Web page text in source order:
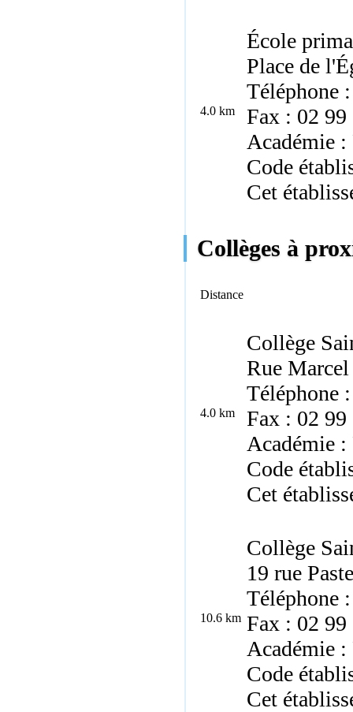
4.0 km
École
Place de
Téléphone
Fax : 02 99
Académie :
Code
Cet
Collèges à
Distance
4.0 km
Collège
Rue
Téléphone
Fax : 02 99
Académie :
Code
Cet
10.6 km
Collège
19 rue
Téléphone
Fax : 02 99
Académie :
Code
Cet